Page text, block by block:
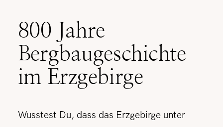
800 Jahre
Bergbaugeschichte
im Erzgebirge
Wusstest Du, dass das Erzgebirge unter